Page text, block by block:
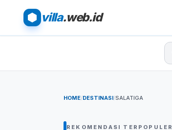
villa.web.id
HOME/DESTINASI/SALATIGA
REKOMENDASI TERPOPULER